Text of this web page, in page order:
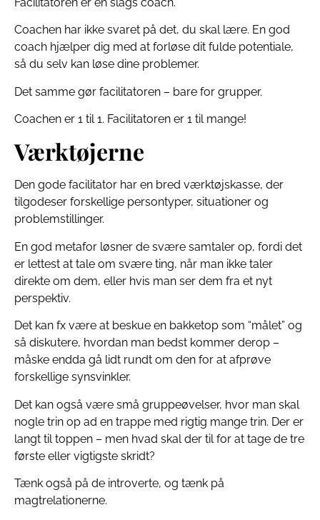
Coachen har ikke svaret på det, du skal lære. En god
coach hjælper dig med at forløse dit fulde potentiale,
så du selv kan løse dine problemer.
Det samme gør facilitatoren – bare for grupper.
Coachen er 1 til 1. Facilitatoren er 1 til mange!
Værktøjerne
Den gode facilitator har en bred værktøjskasse, der
tilgodeser forskellige persontyper, situationer og
problemstillinger.
En god metafor løsner de svære samtaler op, fordi det
er lettest at tale om svære ting, når man ikke taler
direkte om dem, eller hvis man ser dem fra et nyt
perspektiv.
Det kan fx være at beskue en bakketop som “målet” og
så diskutere, hvordan man bedst kommer derop –
måske endda gå lidt rundt om den for at afprøve
forskellige synsvinkler.
Det kan også være små gruppeøvelser, hvor man skal
nogle trin op ad en trappe med rigtig mange trin. Der er
langt til toppen – men hvad skal der til for at tage de tre
første eller vigtigste skridt?
Tænk også på de introverte, og tænk på
magtrelationerne.